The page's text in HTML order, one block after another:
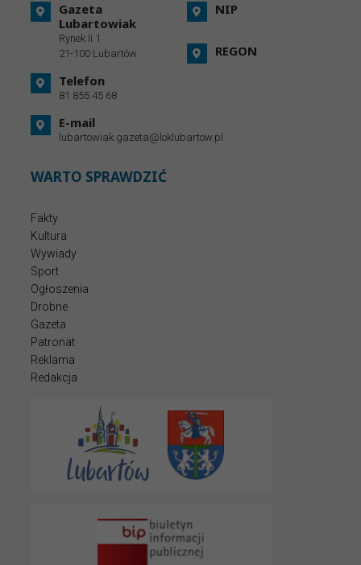
Gazeta
Lubartowiak
Rynek II 1
21-100 Lubartów
Telefon
81 855 45 68
E-mail
lubartowiak.gazeta@loklubartow.pl
NIP
REGON
WARTO SPRAWDZIĆ
Fakty
Kultura
Wywiady
Sport
Ogłoszenia
Drobne
Gazeta
Patronat
Reklama
Redakcja